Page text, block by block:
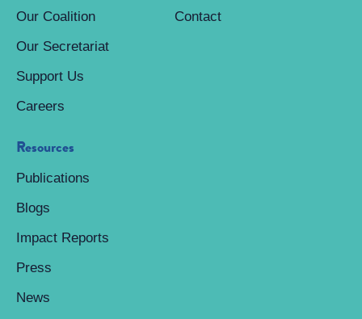
Our Coalition
Our Secretariat
Support Us
Careers
Resources
Publications
Blogs
Impact Reports
Press
News
Contact